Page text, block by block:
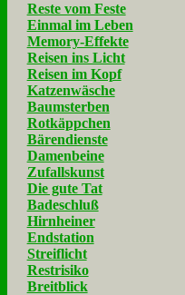
Reste vom Feste
Einmal im Leben
Memory-Effekte
Reisen ins Licht
Reisen im Kopf
Katzenwäsche
Baumsterben
Rotkäppchen
Bärendienste
Damenbeine
Zufallskunst
Die gute Tat
Badeschluß
Hirnheiner
Endstation
Streiflicht
Restrisiko
Breitblick